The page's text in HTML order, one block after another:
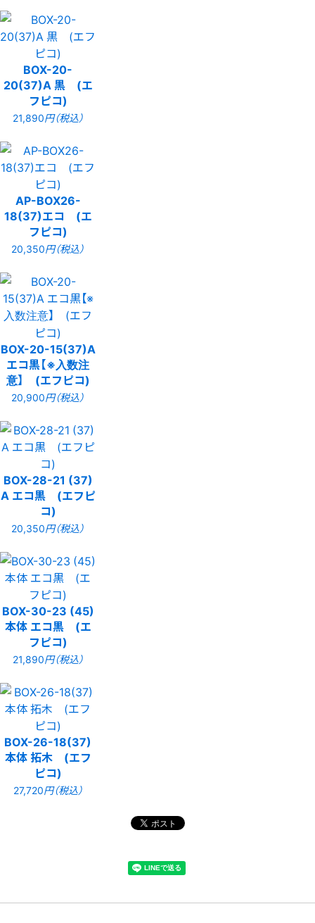
BOX-20-
20(37)A 黒 (エ
フピコ)
21,890円（税込）
AP-BOX26-
18(37)エコ (エ
フピコ)
20,350円（税込）
BOX-20-15(37)A
エコ黒【※入数注
意】 (エフピコ)
20,900円（税込）
BOX-28-21 (37)
A エコ黒 (エフピ
コ)
20,350円（税込）
BOX-30-23 (45)
本体 エコ黒 (エ
フピコ)
21,890円（税込）
BOX-26-18(37)
本体 拓木 (エフ
ピコ)
27,720円（税込）